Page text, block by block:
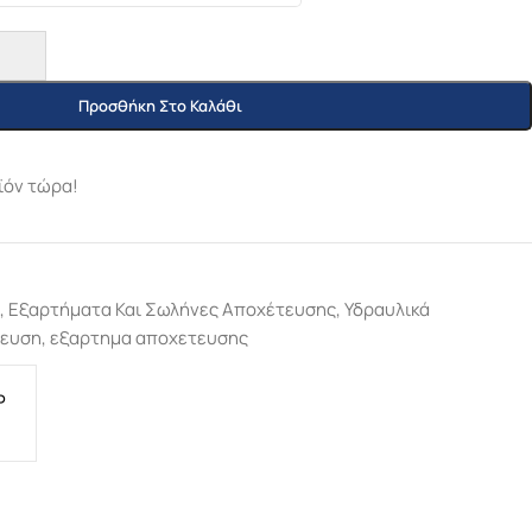
Προσθήκη Στο Καλάθι
τώρα!
, Εξαρτήματα Και Σωλήνες Αποχέτευσης,Υδραυλικά
,εξαρτημα αποχετευσης